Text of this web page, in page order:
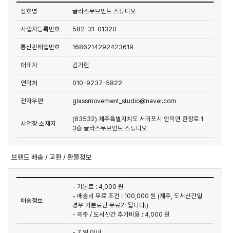
상호명 글라스무브먼트 스튜디오
사업자등록번호 582-31-01320
통신판매업번호 1686214292423619
대표자 김가현
연락처 010-9237-5822
전자우편 glassmovement_studio@naver.com
사업장 소재지
(63532) 제주특별자치도 서귀포시 안덕면 한창로 1
3층 글라스무브먼트 스튜디오
브랜드 배송 / 교환 / 환불정보
배송정보
- 기본료 : 4,000 원
- 배송비 무료 조건 : 100,000 원 (제주, 도서산간일
경우 기본료만 무료가 됩니다.)
- 제주 / 도서산간 추가비용 : 4,000 원